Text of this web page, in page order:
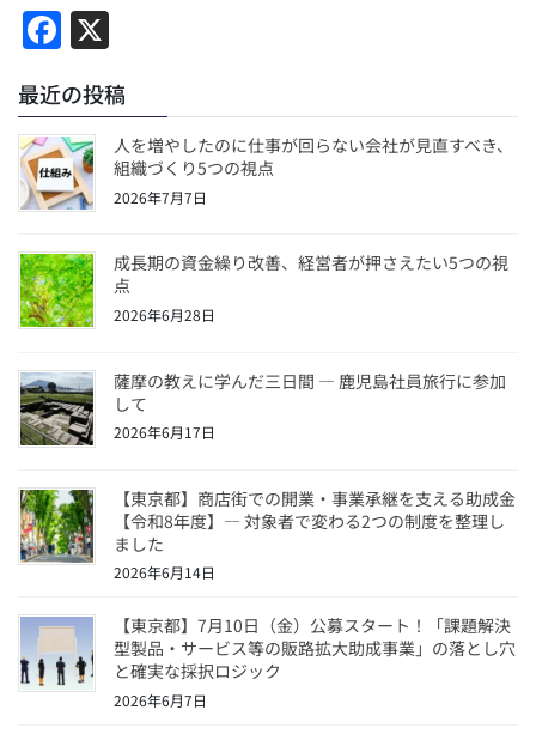
F
c
e
b
o
o
k
最近の投稿
人を増やしたのに仕事が回らない会社が見直すべき、
組織づくり5つの視点
2026年7月7日
成長期の資金繰り改善、経営者が押さえたい5つの視
点
2026年6月28日
薩摩の教えに学んだ三日間 ― 鹿児島社員旅行に参加
して
2026年6月17日
【東京都】商店街での開業・事業承継を支える助成金
【令和8年度】― 対象者で変わる2つの制度を整理し
ました
2026年6月14日
【東京都】7月10日（金）公募スタート！「課題解決
型製品・サービス等の販路拡大助成事業」の落とし穴
と確実な採択ロジック
2026年6月7日